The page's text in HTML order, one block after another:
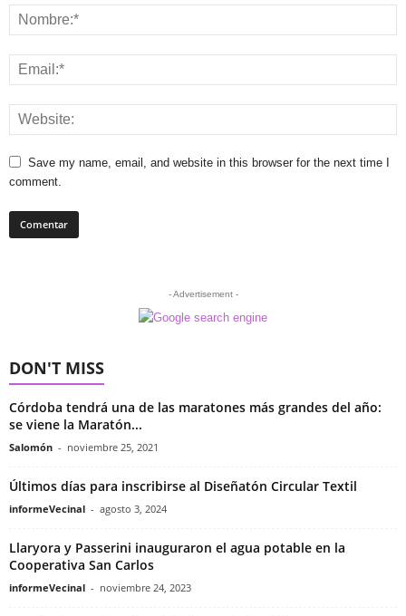
Save my name, email, and website in this browser for the next time I
comment.
- Advertisement -
DON'T MISS
Córdoba tendrá una de las maratones más grandes del año:
se viene la Maratón...
Salomón - noviembre 25, 2021
Últimos días para inscribirse al Diseñatón Circular Textil
informeVecinal - agosto 3, 2024
Llaryora y Passerini inauguraron el agua potable en la
Cooperativa San Carlos
informeVecinal - noviembre 24, 2023